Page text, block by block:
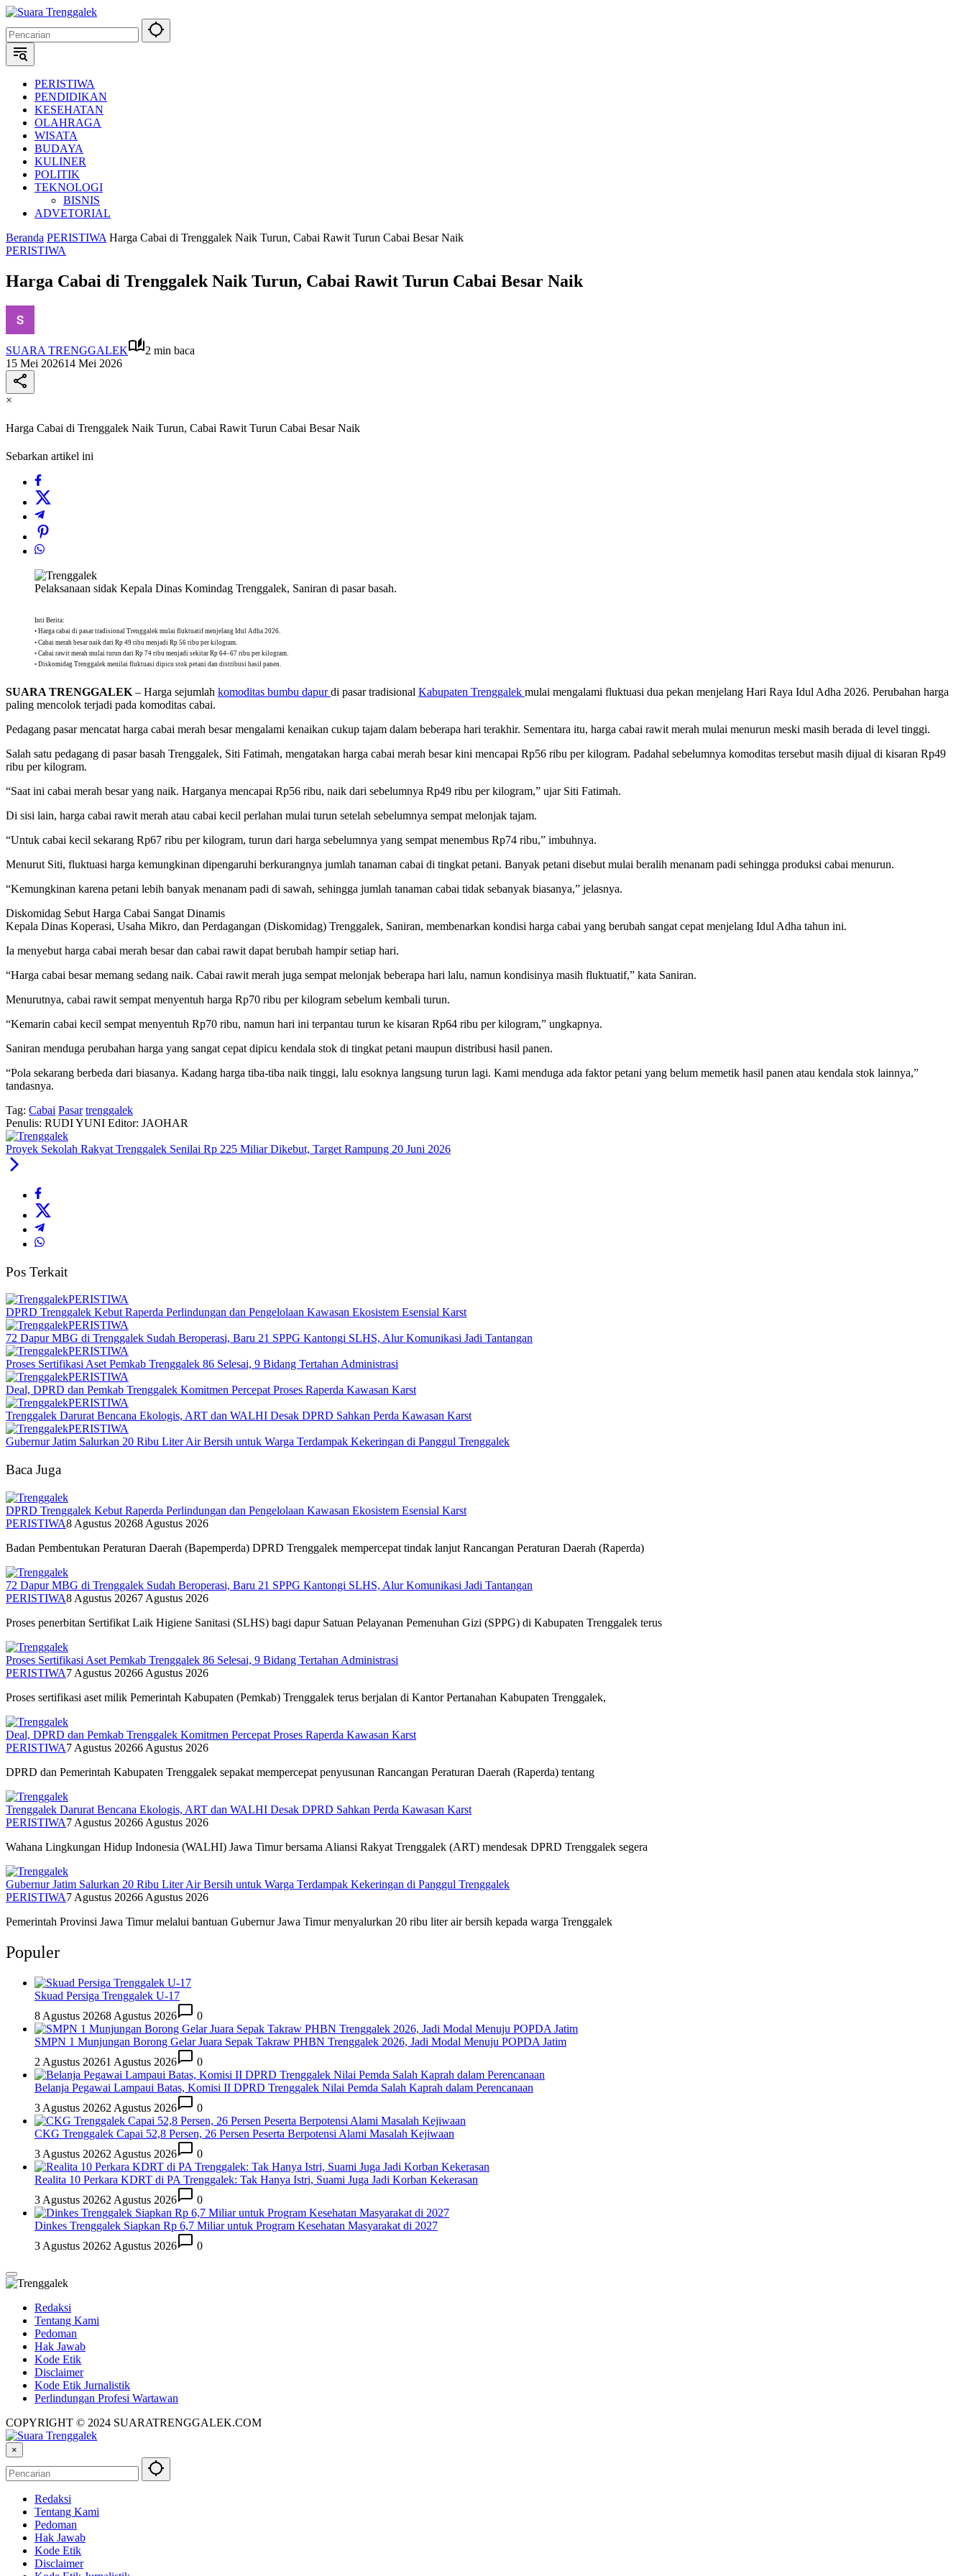
Langsung
konten
PERISTIWA
PENDIDIKAN
KESEHATAN
OLAHRAGA
WISATA
BUDAYA
KULINER
POLITIK
TEKNOLOGI
BISNIS
ADVETORIAL
Beranda PERISTIWA Harga Cabai di Trenggalek Naik Turun, Cabai Rawit Turun Cabai Besar Naik
PERISTIWA
Harga Cabai di Trenggalek Naik Turun, Cabai Rawit Turun Cabai Besar Naik
SUARA TRENGGALEK
2 min baca
15 Mei 202614 Mei 2026
×
Harga Cabai di Trenggalek Naik Turun, Cabai Rawit Turun Cabai Besar Naik
Sebarkan artikel ini
Pelaksanaan sidak Kepala Dinas Komindag Trenggalek, Saniran di pasar basah.
Inti Berita:
• Harga cabai di pasar tradisional Trenggalek mulai fluktuatif menjelang Idul Adha 2026.
• Cabai merah besar naik dari Rp 49 ribu menjadi Rp 56 ribu per kilogram.
• Cabai rawit merah mulai turun dari Rp 74 ribu menjadi sekitar Rp 64–67 ribu per kilogram.
• Diskomidag Trenggalek menilai fluktuasi dipicu stok petani dan distribusi hasil panen.
SUARA TRENGGALEK – Harga sejumlah komoditas bumbu dapurdi pasar tradisional Kabupaten Trenggalek mulai mengalami fluktuasi dua pekan menjelang Hari Raya Idul Adha 2026. Perubahan harga
paling mencolok terjadi pada komoditas cabai.
Pedagang pasar mencatat harga cabai merah besar mengalami kenaikan cukup tajam dalam beberapa hari terakhir. Sementara itu, harga cabai rawit merah mulai menurun meski masih berada di level tinggi.
Salah satu pedagang di pasar basah Trenggalek, Siti Fatimah, mengatakan harga cabai merah besar kini mencapai Rp56 ribu per kilogram. Padahal sebelumnya komoditas tersebut masih dijual di kisaran Rp49
ribu per kilogram.
“Saat ini cabai merah besar yang naik. Harganya mencapai Rp56 ribu, naik dari sebelumnya Rp49 ribu per kilogram,” ujar Siti Fatimah.
Di sisi lain, harga cabai rawit merah atau cabai kecil perlahan mulai turun setelah sebelumnya sempat melonjak tajam.
“Untuk cabai kecil sekarang Rp67 ribu per kilogram, turun dari harga sebelumnya yang sempat menembus Rp74 ribu,” imbuhnya.
Menurut Siti, fluktuasi harga kemungkinan dipengaruhi berkurangnya jumlah tanaman cabai di tingkat petani. Banyak petani disebut mulai beralih menanam padi sehingga produksi cabai menurun.
“Kemungkinan karena petani lebih banyak menanam padi di sawah, sehingga jumlah tanaman cabai tidak sebanyak biasanya,” jelasnya.
Diskomidag Sebut Harga Cabai Sangat Dinamis
Kepala Dinas Koperasi, Usaha Mikro, dan Perdagangan (Diskomidag) Trenggalek, Saniran, membenarkan kondisi harga cabai yang berubah sangat cepat menjelang Idul Adha tahun ini.
Ia menyebut harga cabai merah besar dan cabai rawit dapat berubah hampir setiap hari.
“Harga cabai besar memang sedang naik. Cabai rawit merah juga sempat melonjak beberapa hari lalu, namun kondisinya masih fluktuatif,” kata Saniran.
Menurutnya, cabai rawit sempat menyentuh harga Rp70 ribu per kilogram sebelum kembali turun.
“Kemarin cabai kecil sempat menyentuh Rp70 ribu, namun hari ini terpantau turun ke kisaran Rp64 ribu per kilogram,” ungkapnya.
Saniran menduga perubahan harga yang sangat cepat dipicu kendala stok di tingkat petani maupun distribusi hasil panen.
“Pola sekarang berbeda dari biasanya. Kadang harga tiba-tiba naik tinggi, lalu esoknya langsung turun lagi. Kami menduga ada faktor petani yang belum memetik hasil panen atau kendala stok lainnya,”
tandasnya.
Tag: Cabai Pasar trenggalek
Penulis: RUDI YUNI Editor: JAOHAR
Proyek Sekolah Rakyat Trenggalek Senilai Rp 225 Miliar Dikebut, Target Rampung 20 Juni 2026
Pos Terkait
PERISTIWA
DPRD Trenggalek Kebut Raperda Perlindungan dan Pengelolaan Kawasan Ekosistem Esensial Karst
PERISTIWA
72 Dapur MBG di Trenggalek Sudah Beroperasi, Baru 21 SPPG Kantongi SLHS, Alur Komunikasi Jadi Tantangan
PERISTIWA
Proses Sertifikasi Aset Pemkab Trenggalek 86 Selesai, 9 Bidang Tertahan Administrasi
PERISTIWA
Deal, DPRD dan Pemkab Trenggalek Komitmen Percepat Proses Raperda Kawasan Karst
PERISTIWA
Trenggalek Darurat Bencana Ekologis, ART dan WALHI Desak DPRD Sahkan Perda Kawasan Karst
PERISTIWA
Gubernur Jatim Salurkan 20 Ribu Liter Air Bersih untuk Warga Terdampak Kekeringan di Panggul Trenggalek
Baca Juga
DPRD Trenggalek Kebut Raperda Perlindungan dan Pengelolaan Kawasan Ekosistem Esensial Karst
PERISTIWA8 Agustus 20268 Agustus 2026
Badan Pembentukan Peraturan Daerah (Bapemperda) DPRD Trenggalek mempercepat tindak lanjut Rancangan Peraturan Daerah (Raperda)
72 Dapur MBG di Trenggalek Sudah Beroperasi, Baru 21 SPPG Kantongi SLHS, Alur Komunikasi Jadi Tantangan
PERISTIWA8 Agustus 20267 Agustus 2026
Proses penerbitan Sertifikat Laik Higiene Sanitasi (SLHS) bagi dapur Satuan Pelayanan Pemenuhan Gizi (SPPG) di Kabupaten Trenggalek terus
Proses Sertifikasi Aset Pemkab Trenggalek 86 Selesai, 9 Bidang Tertahan Administrasi
PERISTIWA7 Agustus 20266 Agustus 2026
Proses sertifikasi aset milik Pemerintah Kabupaten (Pemkab) Trenggalek terus berjalan di Kantor Pertanahan Kabupaten Trenggalek,
Deal, DPRD dan Pemkab Trenggalek Komitmen Percepat Proses Raperda Kawasan Karst
PERISTIWA7 Agustus 20266 Agustus 2026
DPRD dan Pemerintah Kabupaten Trenggalek sepakat mempercepat penyusunan Rancangan Peraturan Daerah (Raperda) tentang
Trenggalek Darurat Bencana Ekologis, ART dan WALHI Desak DPRD Sahkan Perda Kawasan Karst
PERISTIWA7 Agustus 20266 Agustus 2026
Wahana Lingkungan Hidup Indonesia (WALHI) Jawa Timur bersama Aliansi Rakyat Trenggalek (ART) mendesak DPRD Trenggalek segera
Gubernur Jatim Salurkan 20 Ribu Liter Air Bersih untuk Warga Terdampak Kekeringan di Panggul Trenggalek
PERISTIWA7 Agustus 20266 Agustus 2026
Pemerintah Provinsi Jawa Timur melalui bantuan Gubernur Jawa Timur menyalurkan 20 ribu liter air bersih kepada warga Trenggalek
Populer
Skuad Persiga Trenggalek U-17
8 Agustus 20268 Agustus 2026 0
SMPN 1 Munjungan Borong Gelar Juara Sepak Takraw PHBN Trenggalek 2026, Jadi Modal Menuju POPDA Jatim
2 Agustus 20261 Agustus 2026 0
Belanja Pegawai Lampaui Batas, Komisi II DPRD Trenggalek Nilai Pemda Salah Kaprah dalam Perencanaan
3 Agustus 20262 Agustus 2026 0
CKG Trenggalek Capai 52,8 Persen, 26 Persen Peserta Berpotensi Alami Masalah Kejiwaan
3 Agustus 20262 Agustus 2026 0
Realita 10 Perkara KDRT di PA Trenggalek: Tak Hanya Istri, Suami Juga Jadi Korban Kekerasan
3 Agustus 20262 Agustus 2026 0
Dinkes Trenggalek Siapkan Rp 6,7 Miliar untuk Program Kesehatan Masyarakat di 2027
3 Agustus 20262 Agustus 2026 0
Redaksi
Tentang Kami
Pedoman
Hak Jawab
Kode Etik
Disclaimer
Kode Etik Jurnalistik
Perlindungan Profesi Wartawan
COPYRIGHT © 2024 SUARATRENGGALEK.COM
×
Redaksi
Tentang Kami
Pedoman
Hak Jawab
Kode Etik
Disclaimer